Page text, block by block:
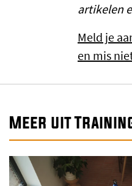
artikelen
Meld je
en mis
Meer uit